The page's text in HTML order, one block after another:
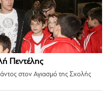
Πεντέλης
στον Αγιασμό της Σχολής